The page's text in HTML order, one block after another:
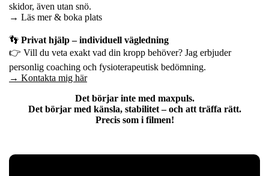
skidor, även utan snö.
→ Läs mer & boka plats
👣 Privat hjälp – individuell vägledning
👉 Vill du veta exakt vad din kropp behöver? Jag erbjuder
personlig coaching och fysioterapeutisk bedömning.
→ Kontakta mig här
Det börjar inte med maxpuls.
Det börjar med känsla, stabilitet– och att träffa rätt.
Precis som i filmen!